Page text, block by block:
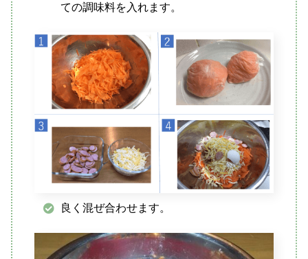
ての調味料を入れます。
良く混ぜ合わせます。